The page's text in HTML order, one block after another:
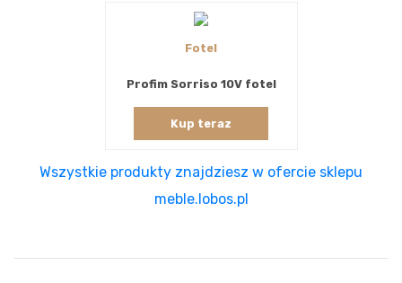
Fotel
Profim Sorriso 10V fotel
Kup teraz
Wszystkie produkty znajdziesz w ofercie sklepu
meble.lobos.pl